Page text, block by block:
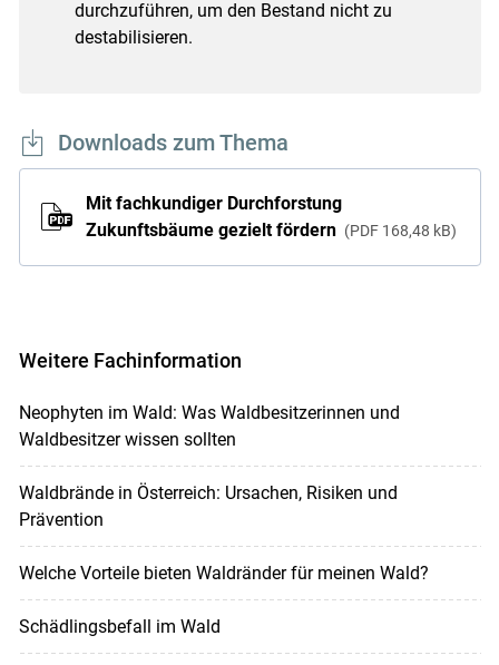
durchzuführen, um den Bestand nicht zu
destabilisieren.
Downloads zum Thema
Mit fachkundiger Durchforstung
Zukunftsbäume gezielt fördern
PDF 168,48 kB
Weitere Fachinformation
Neophyten im Wald: Was Waldbesitzerinnen und
Waldbesitzer wissen sollten
Waldbrände in Österreich: Ursachen, Risiken und
Prävention
Welche Vorteile bieten Waldränder für meinen Wald?
Schädlingsbefall im Wald